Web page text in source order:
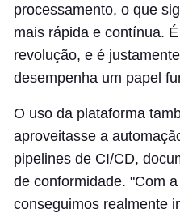
processamento, o que
mais rápida e contínua.
revolução, e é
desempenha um papel
O uso da plataforma
aproveitasse a
pipelines de CI/CD,
de conformidade. "Com
conseguimos realmente